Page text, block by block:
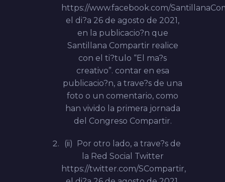
https://www.facebook.com/
el di?a 26 de agosto de 2021,
en la publicacio?n que
Santillana Compartir realice
con el ti?tulo “El ma?s
creativo”. contar en esa
publicacio?n, a trave?s de una
foto o un comentario, como
han vivido la primera jornada
del Congreso Compartir.
(ii) Por otro lado, a trave?s de
la Red Social Twitter
https://twitter.com/SCompartir,